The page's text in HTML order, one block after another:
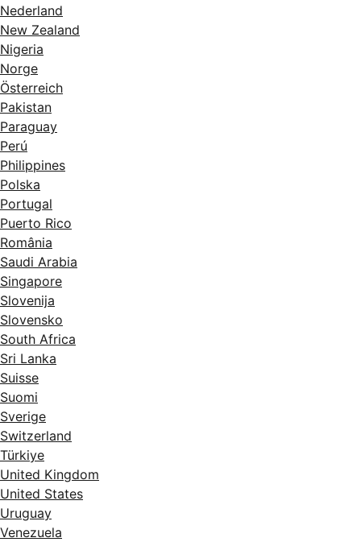
Nederland
New Zealand
Nigeria
Norge
Österreich
Pakistan
Paraguay
Perú
Philippines
Polska
Portugal
Puerto Rico
România
Saudi Arabia
Singapore
Slovenija
Slovensko
South Africa
Sri Lanka
Suisse
Suomi
Sverige
Switzerland
Türkiye
United Kingdom
United States
Uruguay
Venezuela